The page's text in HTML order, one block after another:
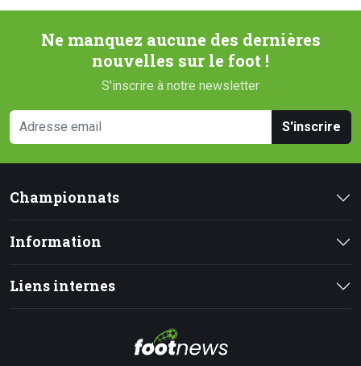
Ne manquez aucune des dernières
nouvelles sur le foot !
S'inscrire à notre newsletter
S'inscrire
Championnats
Information
Liens internes